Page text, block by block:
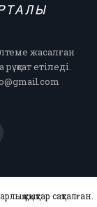
жасалған
етіледі.
құқықтар сақталған.